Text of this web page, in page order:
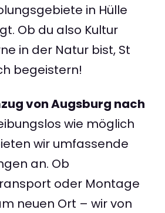
in Hülle
Ob du also Kultur
in der Natur bist, St
begeistern!
von Augsburg nach
wie möglich
wir umfassende
an. Ob
oder Montage
neuen Ort – wir von